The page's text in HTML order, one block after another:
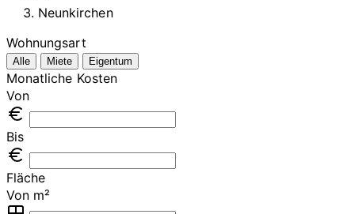
Neunkirchen
Wohnungsart
Alle Miete Eigentum
Monatliche Kosten
Von
Bis
Fläche
Von m²